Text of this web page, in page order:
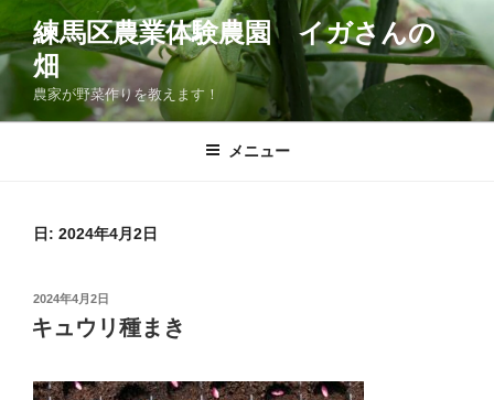
ン
テ
ツ
練馬区農業体験農園 イガさんの
畑
農家が野菜作りを教えます！
メニュー
日: 2024年4月2日
投
稿
日:
2024年4月2日
キュウリ種まき